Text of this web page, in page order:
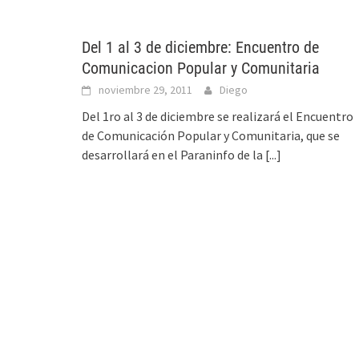
Del 1 al 3 de diciembre: Encuentro de
Comunicacion Popular y Comunitaria
noviembre 29, 2011 Diego
Del 1ro al 3 de diciembre se realizará el Encuentro
de Comunicación Popular y Comunitaria, que se
desarrollará en el Paraninfo de la [...]